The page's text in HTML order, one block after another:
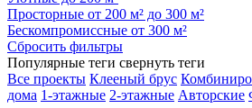
Просторные от 200 м² до 300 м²
Бескомпромиссные от 300 м²
Сбросить фильтры
Популярные теги свернуть теги
Все проекты Клееный брус
дома 1-этажные 2-этажные Авторские